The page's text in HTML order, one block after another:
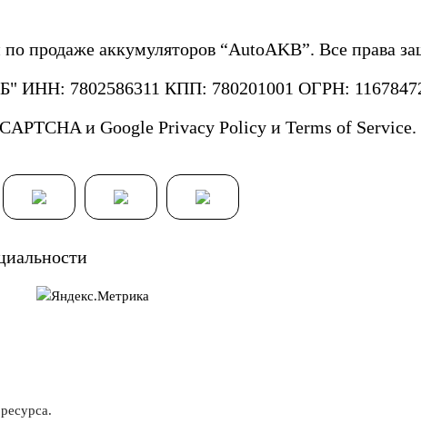
АКБ для ИБП
АКБ для систем связи
продаже аккумуляторов “AutoAKB”. Все права
7802586311 КПП: 780201001 ОГРН:
и Google Privacy Policy и Terms of Service.